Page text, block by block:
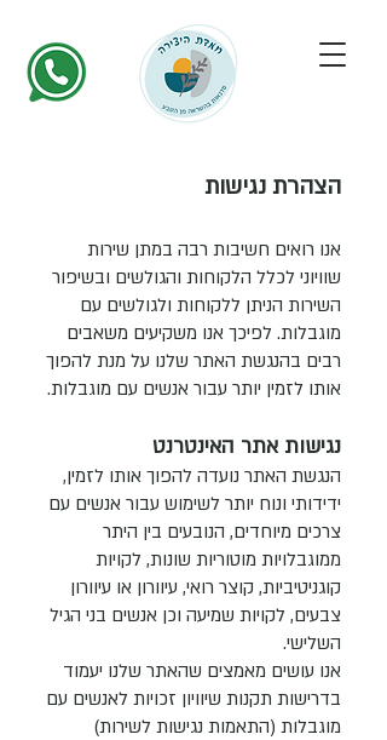
הצהרת נגישות​
אנו רואים חשיבות רבה במתן שירות
שוויוני לכלל הלקוחות והגולשים ובשיפור
השירות הניתן ללקוחות ולגולשים עם
מוגבלות. לפיכך אנו משקיעים משאבים
רבים בהנגשת האתר שלנו על מנת להפוך
אותו לזמין יותר עבור אנשים עם מוגבלות.
נגישות אתר האינטרנט
הנגשת האתר נועדה להפוך אותו לזמין,
ידידותי ונוח יותר לשימוש עבור אנשים עם
צרכים מיוחדים, הנובעים בין היתר
ממוגבלויות מוטוריות שונות, לקויות
קוגניטיביות, קוצר רואי, עיוורון או עיוורון
צבעים, לקויות שמיעה וכן אנשים בני הגיל
השלישי.
אנו עושים מאמצים שהאתר שלנו יעמוד
בדרישות תקנות שיוויון זכויות לאנשים עם
מוגבלות (התאמות נגישות לשירות)